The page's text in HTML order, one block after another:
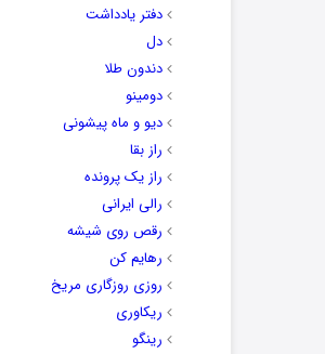
دفتر یادداشت
دل
دندون طلا
دومینو
دیو و ماه پیشونی
راز بقا
راز یک پرونده
رالی ایرانی
رقص روی شیشه
رهایم کن
روزی روزگاری مریخ
ریکاوری
رینگو